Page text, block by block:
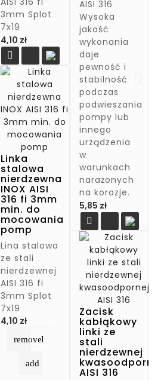
3mm Splot
7x19
4,10 złCena

Linka
stalowa
nierdzewna
INOX AISI
316 fi 3mm
min. do
mocowania
pomp
Lina stalowa
ze stali
nierdzewnej
AISI 316 fi
3mm Splot
7x19
4,10 złCena
remove
add
AISI 316
Wysoka
jakość
wykonania
daje
pewność i
stabilność
podczas
podwieszania
pompy lub
innego
urządzenia
w
warunkach
narażonych
na korozje.
5,85 złCena

Zacisk
kabłąkowy
linki ze
stali
nierdzewnej
kwasoodpornej
AISI 316